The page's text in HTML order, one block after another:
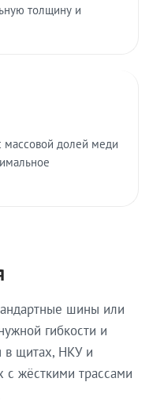
толщину и
массовой долей меди
шины или
гибкости и
в щитах, НКУ и
с жёсткими трассами